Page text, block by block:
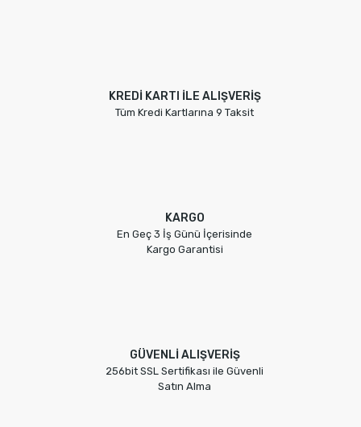
KREDİ KARTI İLE ALIŞVERİŞ
Tüm Kredi Kartlarına 9 Taksit
KARGO
En Geç 3 İş Günü İçerisinde
Kargo Garantisi
GÜVENLİ ALIŞVERİŞ
256bit SSL Sertifikası ile Güvenli
Satın Alma